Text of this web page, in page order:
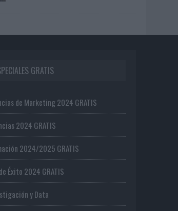
GRATIS
de Marketing 2024 GRATIS
2024 GRATIS
2024/2025 GRATIS
Éxito 2024 GRATIS
y Data